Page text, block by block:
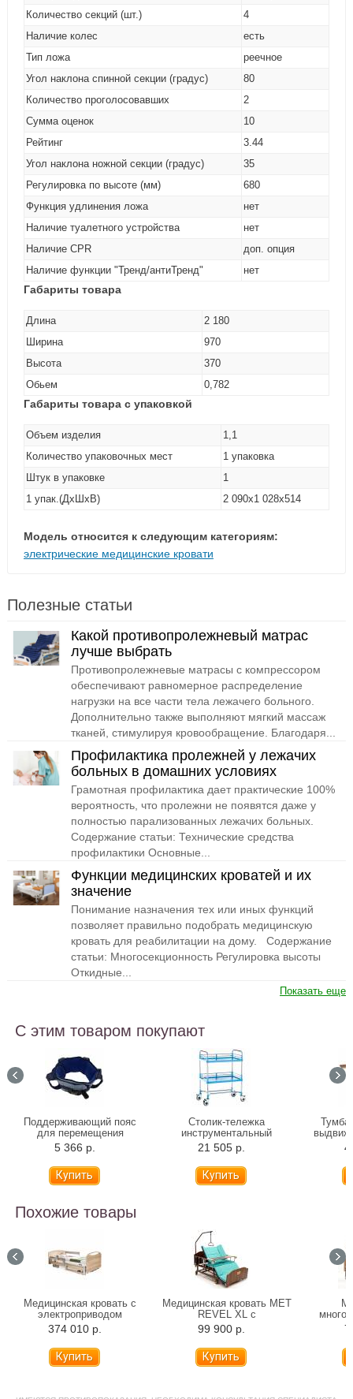
Количество секций (шт.)
4
Наличие колес
есть
Тип ложа
реечное
Угол наклона спинной секции (градус)
80
Количество проголосовавших
2
Сумма оценок
10
Рейтинг
3.44
Угол наклона ножной секции (градус)
35
Регулировка по высоте (мм)
680
Функция удлинения ложа
нет
Наличие туалетного устройства
нет
Наличие CPR
доп. опция
Наличие функции "Тренд/антиТренд"
нет
Габариты товара
Длина
2 180
Ширина
970
Высота
370
Обьем
0,782
Габариты товара с упаковкой
Объем изделия
1,1
Количество упаковочных мест
1 упаковка
Штук в упаковке
1
1 упак.(ДxШxВ)
2 090x1 028x514
Модель относится к следующим категориям:
электрические медицинские кровати
Полезные статьи
Какой противопролежневый матрас
лучше выбрать
Противопролежневые матрасы с компрессором
обеспечивают равномерное распределение
нагрузки на все части тела лежачего больного.
Дополнительно также выполняют мягкий массаж
тканей, стимулируя кровообращение. Благодаря...
Профилактика пролежней у лежачих
больных в домашних условиях
Грамотная профилактика дает практические 100%
вероятность, что пролежни не появятся даже у
полностью парализованных лежачих больных.
Содержание статьи: Технические средства
профилактики Основные...
Функции медицинских кроватей и их
значение
Понимание назначения тех или иных функций
позволяет правильно подобрать медицинскую
кровать для реабилитации на дому. Содержание
статьи: Многосекционность Регулировка высоты
Откидные...
Показать еще
С этим товаром покупают
Поддерживающий пояс
для перемещения
Альцфикс
5 366 р.
Столик-тележка
инструментальный
Медицинофф F-17(p)
04519
21 505 р.
Тумба
Похожие товары
Медицинская кровать с
электроприводом
Stiegelmeyer Libra Podego
деревянные панели
374 010 р.
Медицинская кровать MET
REVEL XL с
электроприводом,
переворотом и туалетом
(120 см)
99 900 р.